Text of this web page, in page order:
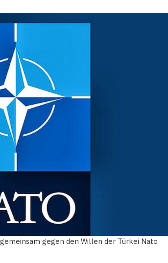
gegen den Willen der Türkei Nato